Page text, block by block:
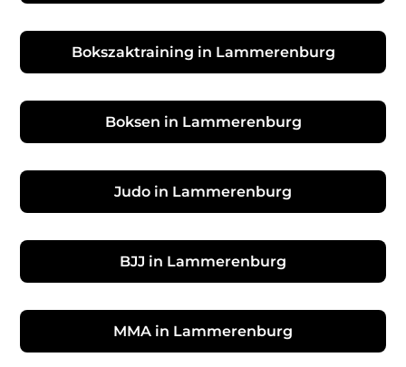
Bokszaktraining in Lammerenburg
Boksen in Lammerenburg
Judo in Lammerenburg
BJJ in Lammerenburg
MMA in Lammerenburg